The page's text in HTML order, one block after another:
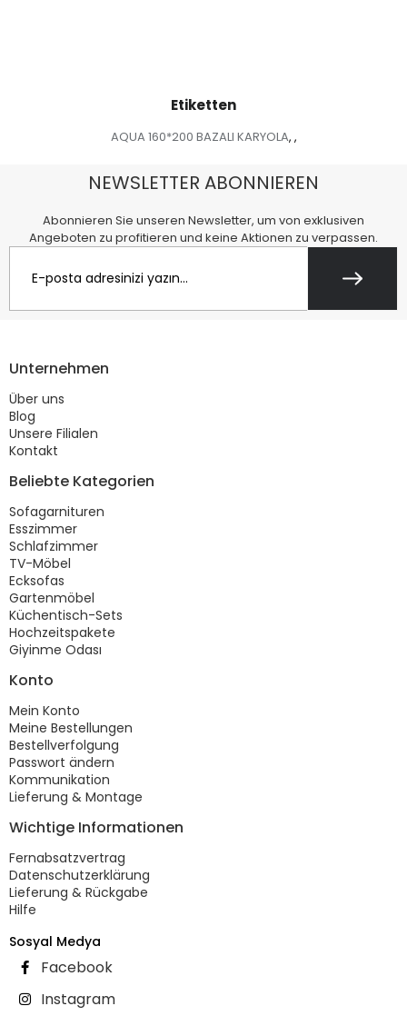
Etiketten
AQUA 160*200 BAZALI KARYOLA, ,
NEWSLETTER ABONNIEREN
Abonnieren Sie unseren Newsletter, um von exklusiven
Angeboten zu profitieren und keine Aktionen zu verpassen.
Unternehmen
Über uns
Blog
Unsere Filialen
Kontakt
Beliebte Kategorien
Sofagarnituren
Esszimmer
Schlafzimmer
TV-Möbel
Ecksofas
Gartenmöbel
Küchentisch-Sets
Hochzeitspakete
Giyinme Odası
Konto
Mein Konto
Meine Bestellungen
Bestellverfolgung
Passwort ändern
Kommunikation
Lieferung & Montage
Wichtige Informationen
Fernabsatzvertrag
Datenschutzerklärung
Lieferung & Rückgabe
Hilfe
Sosyal Medya
Facebook
Instagram